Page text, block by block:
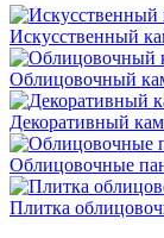
Искусственный
Облицовочный
Декоративный
Облицовочные
Плитка